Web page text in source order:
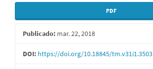
PDF
Publicado: mar. 22, 2018
DOI: https://doi.org/10.18845/tm.v31i1.3503